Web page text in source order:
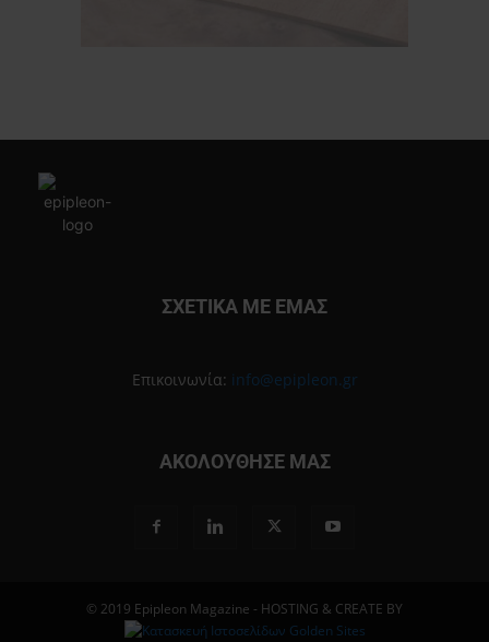
ΣΧΕΤΙΚΑ ΜΕ ΕΜΑΣ
Επικοινωνία: info@epipleon.gr
ΑΚΟΛΟΥΘΗΣΕ ΜΑΣ
© 2019 Epipleon Magazine - HOSTING & CREATE BY